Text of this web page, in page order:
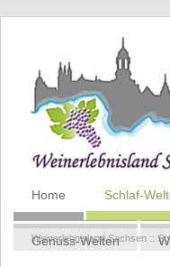
Navigation
überspringen
Home Schlaf-
Genuss-Welten
Weinerlebnisland Sachsen ::